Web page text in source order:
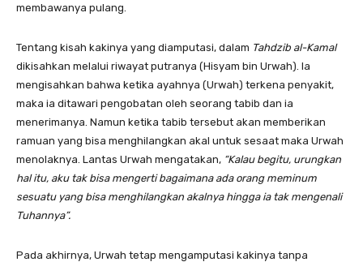
membawanya pulang.
Tentang kisah kakinya yang diamputasi, dalam Tahdzib al-Kamal
dikisahkan melalui riwayat putranya (Hisyam bin Urwah). Ia
mengisahkan bahwa ketika ayahnya (Urwah) terkena penyakit,
maka ia ditawari pengobatan oleh seorang tabib dan ia
menerimanya. Namun ketika tabib tersebut akan memberikan
ramuan yang bisa menghilangkan akal untuk sesaat maka Urwah
menolaknya. Lantas Urwah mengatakan, “Kalau begitu, urungkan
hal itu, aku tak bisa mengerti bagaimana ada orang meminum
sesuatu yang bisa menghilangkan akalnya hingga ia tak mengenali
Tuhannya”.
Pada akhirnya, Urwah tetap mengamputasi kakinya tanpa